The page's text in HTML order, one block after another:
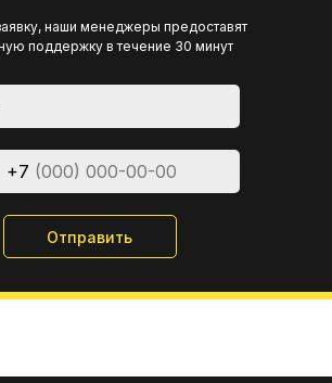
+7
Отправить
наши менеджеры предоставят
поддержку в течение 30 минут